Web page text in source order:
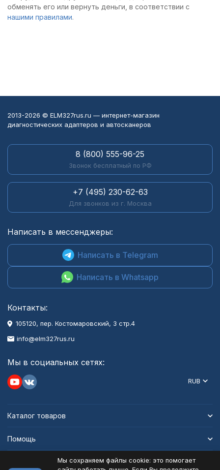
старомодным, но за
вечер разобрался. Из
нюансов - для
обменять его или вернуть деньги, в соответствии с
нашими правилами.
2013-2026 © ELM327rus.ru — интернет-магазин
диагностических адаптеров и автосканеров
8 (800) 555-96-25
Звонок бесплатный по РФ
+7 (495) 230-62-63
Для звонков из г. Москва
Написать в мессенджеры:
Написать в Telegram
Написать в Whatsapp
Контакты:
105120, пер. Костомаровский, 3 стр.4
info@elm327rus.ru
Мы в социальных сетях:
RUB
Каталог товаров
Помощь
Мы сохраняем файлы cookie: это помогает